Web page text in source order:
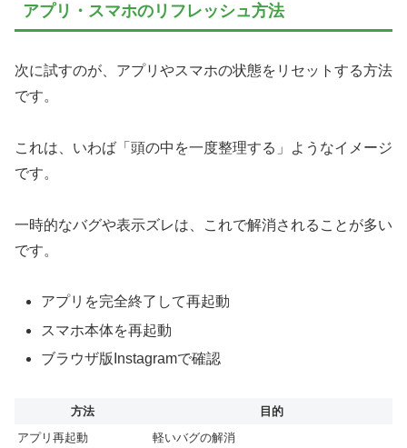
アプリ・スマホのリフレッシュ方法
次に試すのが、アプリやスマホの状態をリセットする方法
です。
これは、いわば「頭の中を一度整理する」ようなイメージ
です。
一時的なバグや表示ズレは、これで解消されることが多い
です。
アプリを完全終了して再起動
スマホ本体を再起動
ブラウザ版Instagramで確認
方法
目的
アプリ再起動
軽いバグの解消